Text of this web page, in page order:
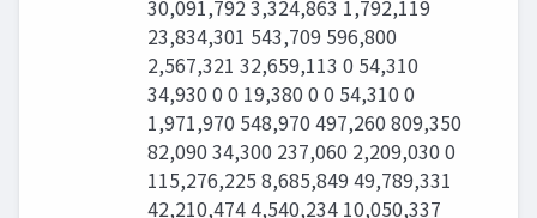
30,091,792 3,324,863 1,792,119
23,834,301 543,709 596,800
2,567,321 32,659,113 0 54,310
34,930 0 0 19,380 0 0 54,310 0
1,971,970 548,970 497,260 809,350
82,090 34,300 237,060 2,209,030 0
115,276,225 8,685,849 49,789,331
42,210,474 4,540,234 10,050,337